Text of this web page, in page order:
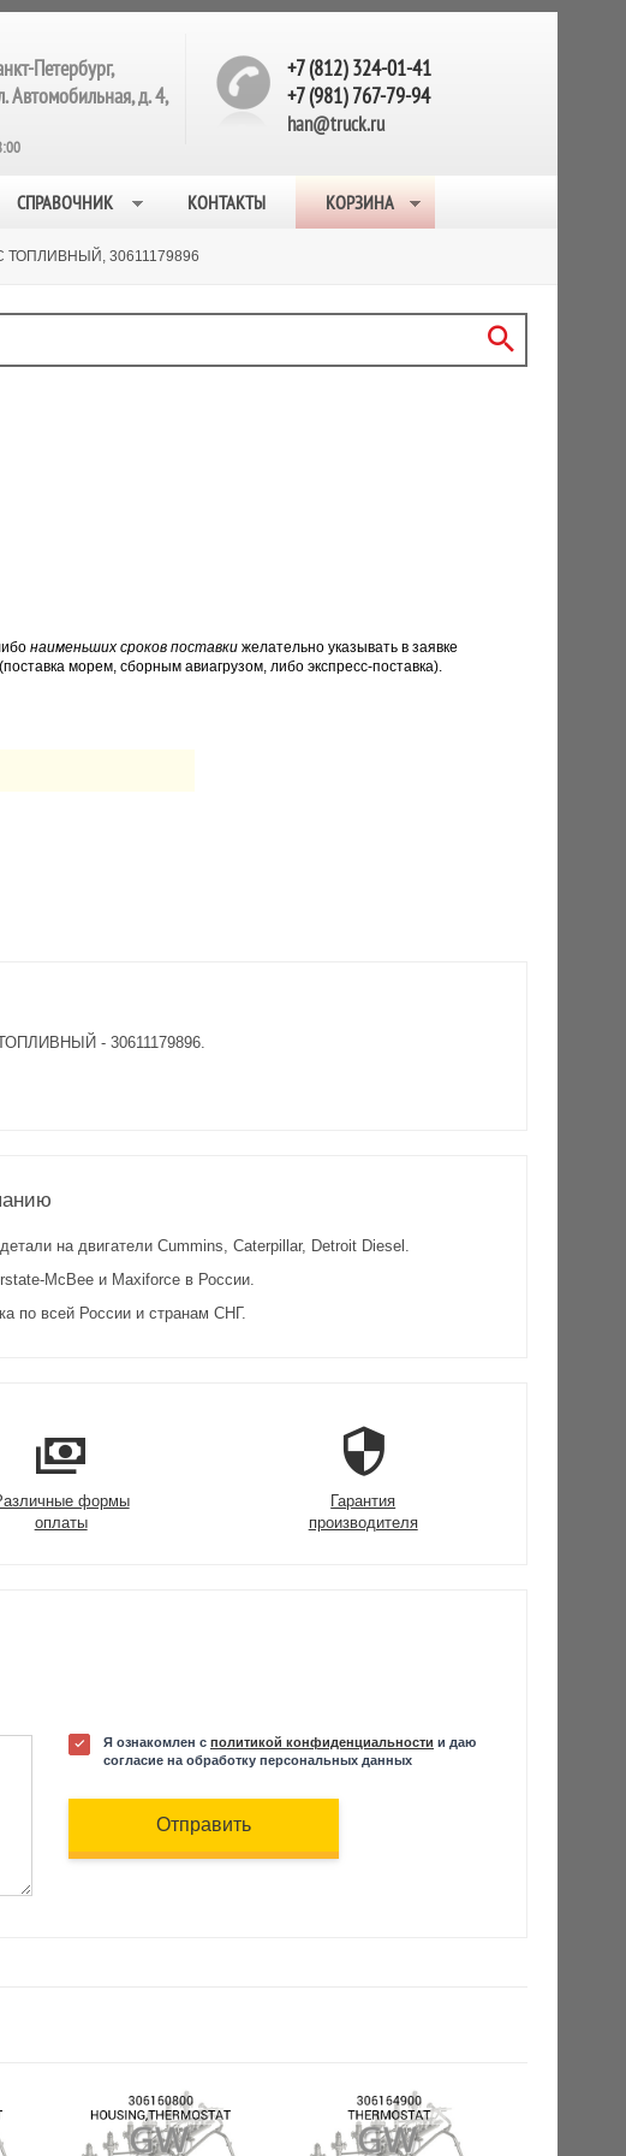
Петербург,
Автомобильная, д. 4,
+7 (812) 324-01-41
+7 (981) 767-79-94
han@truck.ru
СПРАВОЧНИК КОНТАКТЫ КОРЗИНА
ТОПЛИВНЫЙ, 30611179896
наименьших сроков поставки желательно указывать в заявке
морем, сборным авиагрузом, либо экспресс-поставка).
- 30611179896.
на двигатели Cummins, Caterpillar, Detroit Diesel.
McBee и Maxiforce в России.
по всей России и странам СНГ.
формы
оплаты
Гарантия
производителя
Я ознакомлен с политикой конфиденциальности и даю
согласие на обработку персональных данных
Отправить